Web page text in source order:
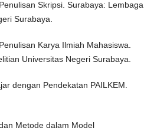
Skripsi. Surabaya: Lembaga
Surabaya.
Karya Ilmiah Mahasiswa.
Universitas Negeri Surabaya.
dengan Pendekatan PAILKEM.
Metode dalam Model